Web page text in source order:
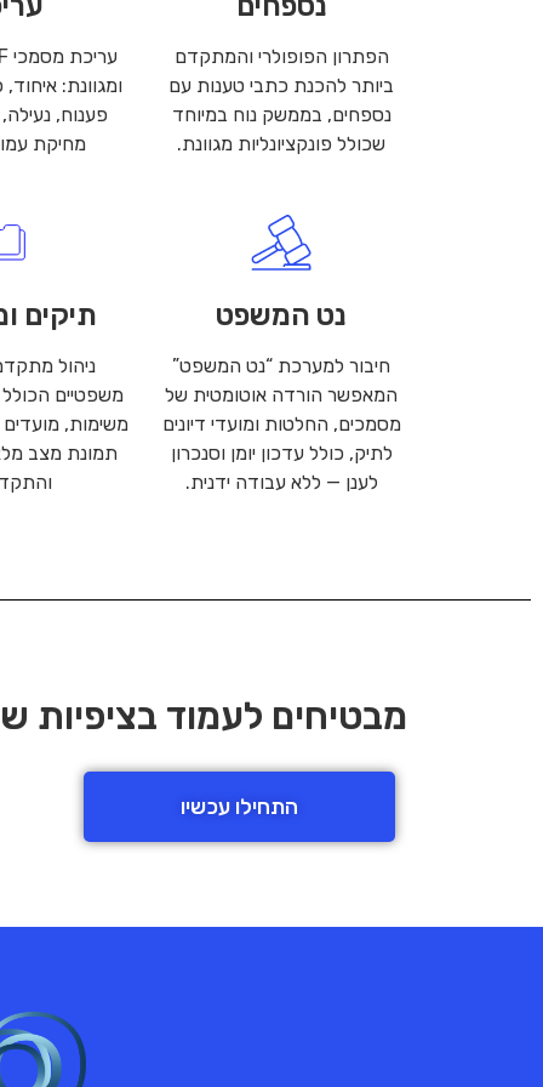
הפתרון הפופולרי והמתקדם
ביותר להכנת כתבי טענות עם
נספחים, בממשק נוח במיוחד
שכולל פונקציונליות מגוונת.
ומגוונת:
פענוח, נעילה,
מחיקת
נט המשפט
חיבור למערכת “נט המשפט”
המאפשר הורדה אוטומטית של
מסמכים, החלטות ומועדי דיונים
לתיק, כולל עדכון יומן וסנכרון
לענן — ללא עבודה ידנית.
תיקים
ניהול
משפטיים
משימות,
תמונת מצב
מבטיחים לעמוד בציפיות
התחילו עכשיו